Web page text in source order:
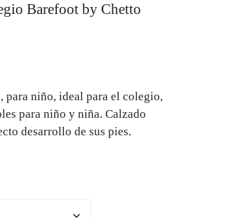
Barefoot by Chetto
niño, ideal para el colegio,
para niño y niña. Calzado
desarrollo de sus pies.